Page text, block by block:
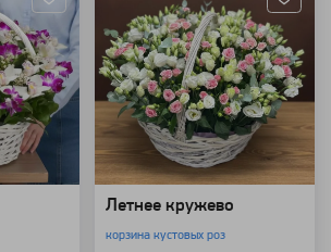
Летнее кружево
корзина кустовых роз